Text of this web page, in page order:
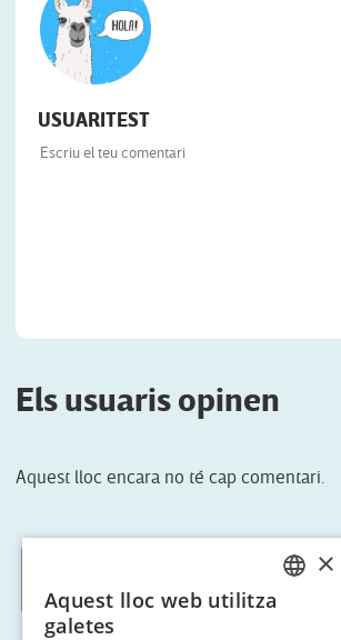
USUARITEST
Els usuaris opinen
Aquest lloc encara no té cap comentari.
×
Aquest lloc web utilitza
galetes